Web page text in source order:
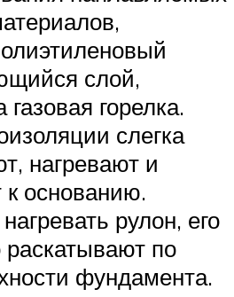
слой,
горелка.
слегка
нагревают и
основанию.
рулон, его
раскатывают по
фундамента.